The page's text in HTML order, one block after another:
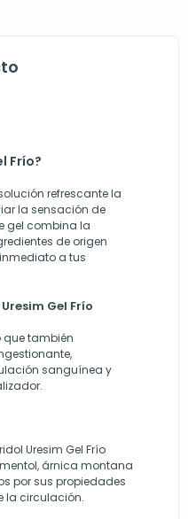
Frío?
refrescante la
la sensación de
gel combina la
de origen
a tus
Gel Frío
que también
sanguínea y
Uresim Gel Frío
árnica montana
por sus propiedades
la circulación.